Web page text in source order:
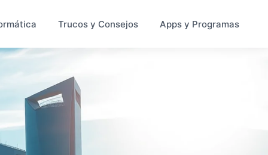
Trucos y Consejos Apps y Programas